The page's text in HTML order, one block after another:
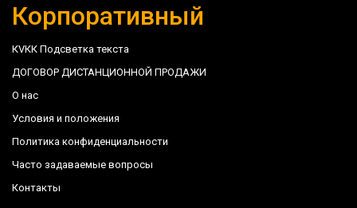
Корпоративный
КVКК Подсветка текста
ДОГОВОР ДИСТАНЦИОННОЙ ПРОДАЖИ
О нас
Условия и положения
Политика конфиденциальности
Часто задаваемые вопросы
Контакты